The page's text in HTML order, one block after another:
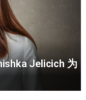
Jelicich 为